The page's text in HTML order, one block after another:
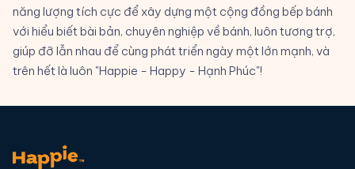
năng lượng tích cực để xây dựng một cộng đồng bếp bánh
với hiểu biết bài bản, chuyên nghiệp về bánh, luôn tương trợ,
giúp đỡ lẫn nhau để cùng phát triển ngày một lớn mạnh, và
trên hết là luôn "Happie - Happy - Hạnh Phúc"!